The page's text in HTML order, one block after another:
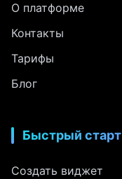
О платформе
Контакты
Тарифы
Блог
Быстрый старт
Создать виджет